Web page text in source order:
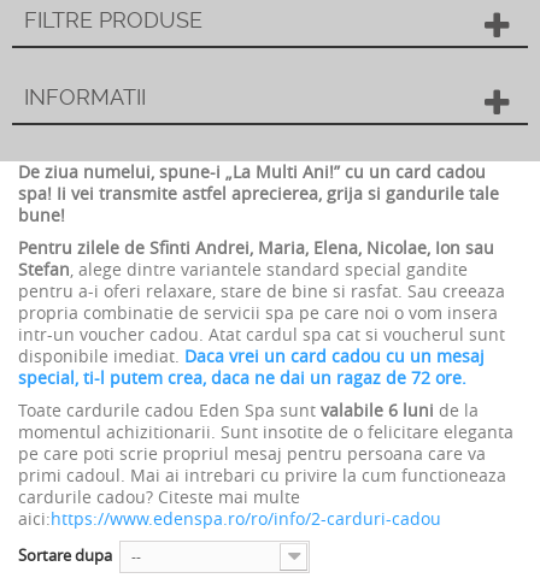
FILTRE PRODUSE
INFORMATII
De ziua numelui, spune-i „La Multi Ani!” cu un card cadou
spa! Ii vei transmite astfel aprecierea, grija si gandurile tale
bune!
Pentru zilele de Sfinti Andrei, Maria, Elena, Nicolae, Ion sau
Stefan, alege dintre variantele standard special gandite
pentru a-i oferi relaxare, stare de bine si rasfat. Sau creeaza
propria combinatie de servicii spa pe care noi o vom insera
intr-un voucher cadou. Atat cardul spa cat si voucherul sunt
disponibile imediat. Daca vrei un card cadou cu un mesaj
special, ti-l putem crea, daca ne dai un ragaz de 72 ore.
Toate cardurile cadou Eden Spa sunt valabile 6 luni de la
momentul achizitionarii. Sunt insotite de o felicitare eleganta
pe care poti scrie propriul mesaj pentru persoana care va
primi cadoul. Mai ai intrebari cu privire la cum functioneaza
cardurile cadou? Citeste mai multe
aici:https://www.edenspa.ro/ro/info/2-carduri-cadou
Sortare dupa --